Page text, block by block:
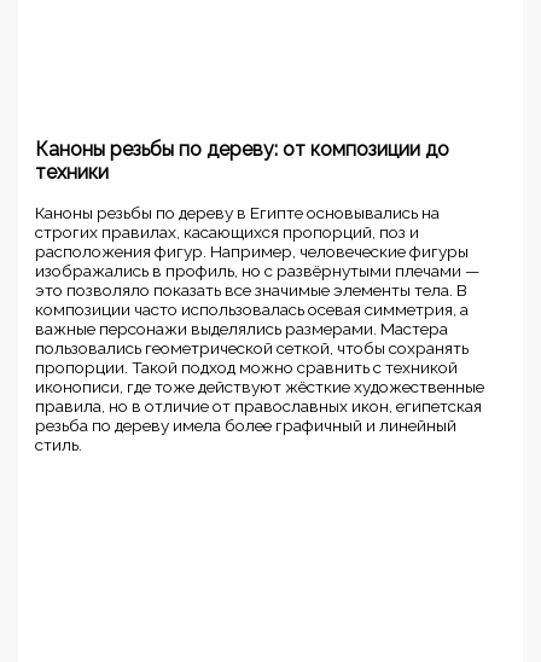
Каноны резьбы по дереву: от композиции до
техники
Каноны резьбы по дереву в Египте основывались на
строгих правилах, касающихся пропорций, поз и
расположения фигур. Например, человеческие фигуры
изображались в профиль, но с развёрнутыми плечами —
это позволяло показать все значимые элементы тела. В
композиции часто использовалась осевая симметрия, а
важные персонажи выделялись размерами. Мастера
пользовались геометрической сеткой, чтобы сохранять
пропорции. Такой подход можно сравнить с техникой
иконописи, где тоже действуют жёсткие художественные
правила, но в отличие от православных икон, египетская
резьба по дереву имела более графичный и линейный
стиль.